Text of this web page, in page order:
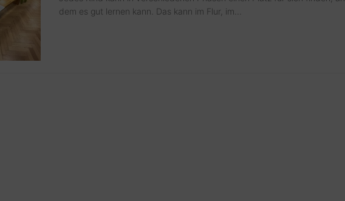
dem es gut lernen kann. Das kann im Flur, im...